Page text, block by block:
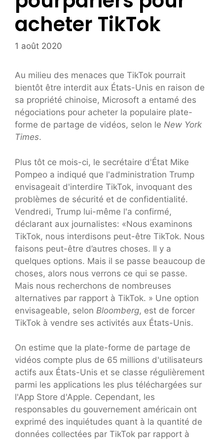
acheter TikTok
1 août 2020
Au milieu des menaces que TikTok pourrait
bientôt être interdit aux États-Unis en raison de
sa propriété chinoise, Microsoft a entamé des
négociations pour acheter la populaire plate-
forme de partage de vidéos, selon le New York
Times.
Plus tôt ce mois-ci, le secrétaire d'État Mike
Pompeo a indiqué que l'administration Trump
envisageait d'interdire TikTok, invoquant des
problèmes de sécurité et de confidentialité.
Vendredi, Trump lui-même l'a confirmé,
déclarant aux journalistes: «Nous examinons
TikTok, nous interdisons peut-être TikTok. Nous
faisons peut-être d’autres choses. Il y a
quelques options. Mais il se passe beaucoup de
choses, alors nous verrons ce qui se passe.
Mais nous recherchons de nombreuses
alternatives par rapport à TikTok. » Une option
envisageable, selon Bloomberg, est de forcer
TikTok à vendre ses activités aux États-Unis.
On estime que la plate-forme de partage de
vidéos compte plus de 65 millions d'utilisateurs
actifs aux États-Unis et se classe régulièrement
parmi les applications les plus téléchargées sur
l'App Store d'Apple. Cependant, les
responsables du gouvernement américain ont
exprimé des inquiétudes quant à la quantité de
données collectées par TikTok par rapport à